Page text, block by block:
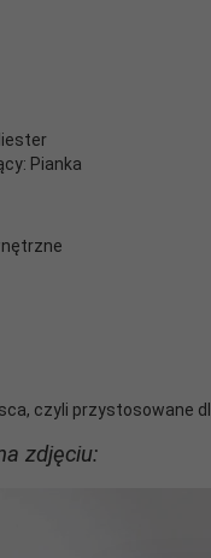
Pianka
czyli przystosowane
zdjęciu: